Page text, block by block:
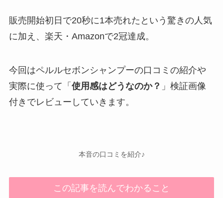
販売開始初日で20秒に1本売れたという驚きの人気
に加え、楽天・Amazonで2冠達成。
今回はペルルセボンシャンプーの口コミの紹介や
実際に使って「 使用感はどうなのか？ 」検証画像
付きでレビューしていきます。
本音の口コミを紹介♪
この記事を読んでわかること